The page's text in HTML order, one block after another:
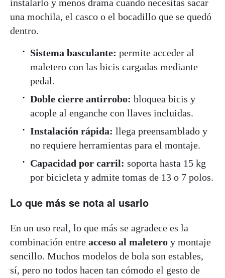
instalarlo y menos drama cuando necesitas sacar
una mochila, el casco o el bocadillo que se quedó
dentro.
Sistema basculante: permite acceder al
maletero con las bicis cargadas mediante
pedal.
Doble cierre antirrobo: bloquea bicis y
acople al enganche con llaves incluidas.
Instalación rápida: llega preensamblado y
no requiere herramientas para el montaje.
Capacidad por carril: soporta hasta 15 kg
por bicicleta y admite tomas de 13 o 7 polos.
Lo que más se nota al usarlo
En un uso real, lo que más se agradece es la
combinación entre acceso al maletero y montaje
sencillo. Muchos modelos de bola son estables,
sí, pero no todos hacen tan cómodo el gesto de